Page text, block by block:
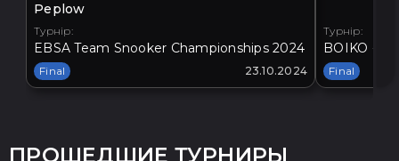
Peplow
Турнір:
EBSA Team Snooker Championships 2024
Final 23.10.2024
Турнір:
BOIKO -
Final
ПРОШЕДШИЕ ТУРНИРЫ